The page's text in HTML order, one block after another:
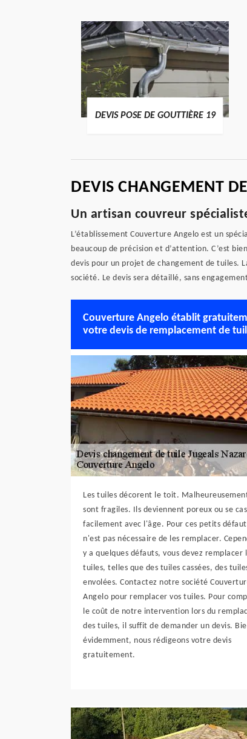
DEVIS POSE DE GOUTTIÈRE 19
DEVIS CHANGEMENT
Un artisan couvreur
L’établissement Couverture Angelo est un
beaucoup de précision et d’attention. C’est
devis pour un projet de changement de tuiles.
société. Le devis sera détaillé, sans
Couverture Angelo établit
votre devis de remplacement de
Les tuiles décorent le toit.
sont fragiles. Ils deviennent poreux ou se
facilement avec l'âge. Pour ces petits
n'est pas nécessaire de les remplacer.
y a quelques défauts, vous devez remplacer
tuiles, telles que des tuiles cassées, des
envolées. Contactez notre société
Angelo pour remplacer vos tuiles. Pour
le coût de notre intervention lors du
des tuiles, il suffit de demander un devis.
évidemment, nous rédigeons votre devis
gratuitement.